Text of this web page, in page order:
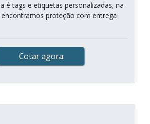
é tags e etiquetas personalizadas, na
encontramos proteção com entrega
Cotar agora